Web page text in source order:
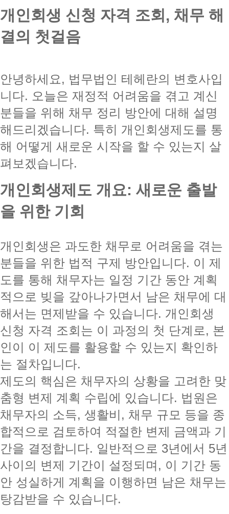
개인회생 신청 자격 조회, 채무 해
결의 첫걸음
안녕하세요, 법무법인 테헤란의 변호사입
니다. 오늘은 재정적 어려움을 겪고 계신
분들을 위해 채무 정리 방안에 대해 설명
해드리겠습니다. 특히 개인회생제도를 통
해 어떻게 새로운 시작을 할 수 있는지 살
펴보겠습니다.
개인회생제도 개요: 새로운 출발
을 위한 기회
개인회생은 과도한 채무로 어려움을 겪는
분들을 위한 법적 구제 방안입니다. 이 제
도를 통해 채무자는 일정 기간 동안 계획
적으로 빚을 갚아나가면서 남은 채무에 대
해서는 면제받을 수 있습니다. 개인회생
신청 자격 조회는 이 과정의 첫 단계로, 본
인이 이 제도를 활용할 수 있는지 확인하
는 절차입니다.
제도의 핵심은 채무자의 상황을 고려한 맞
춤형 변제 계획 수립에 있습니다. 법원은
채무자의 소득, 생활비, 채무 규모 등을 종
합적으로 검토하여 적절한 변제 금액과 기
간을 결정합니다. 일반적으로 3년에서 5년
사이의 변제 기간이 설정되며, 이 기간 동
안 성실하게 계획을 이행하면 남은 채무는
탕감받을 수 있습니다.